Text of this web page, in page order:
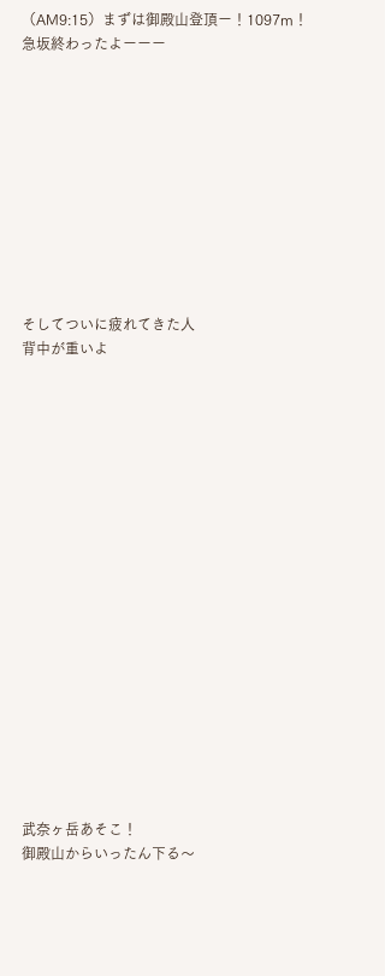
（AM9:15）まずは御殿山登頂ー！1097m！
急坂終わったよーーー
そしてついに疲れてきた人
背中が重いよ
武奈ヶ岳あそこ！
御殿山からいったん下る〜